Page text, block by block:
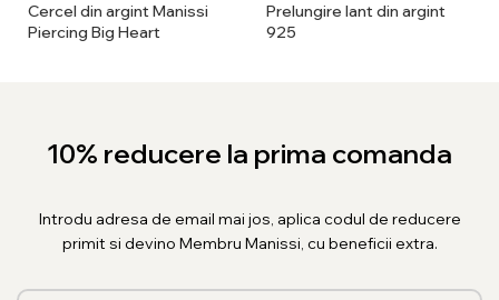
Cercel din argint Manissi
Piercing Big Heart
Prelungire lant din argint
925
10% reducere la prima comanda
Introdu adresa de email mai jos, aplica codul de reducere
primit si devino Membru Manissi, cu beneficii extra.